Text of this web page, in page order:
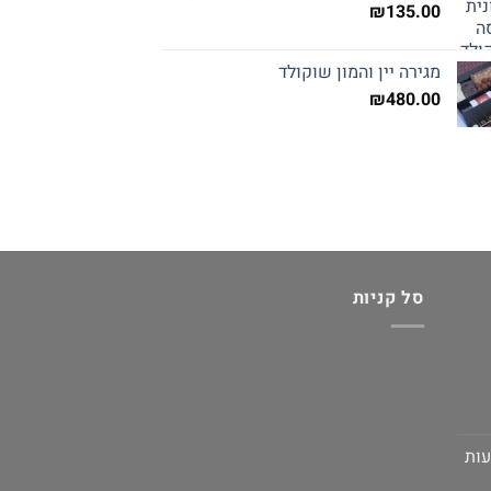
₪135.00
מגירה יין והמון שוקולד
₪480.00
סל קניות